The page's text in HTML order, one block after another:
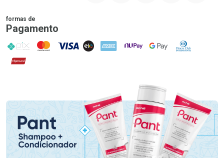
formas de
Pagamento
PIX MasterCard
VISA ELO AMEX NuPay Google PayDiners Club
Hipercard
Promoção em Destaque